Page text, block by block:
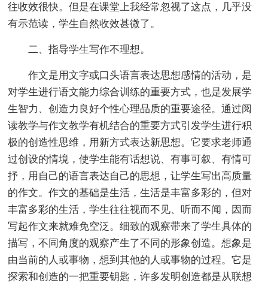
往收效很快。但是在课堂上我经常忽视了这点，几乎没
有示范读，学生自然收效甚微了。
二、指导学生写作不理想。
作文是用文字或口头语言表达思想感情的活动，是
对学生进行语文能力综合训练的重要方式，也是发展学
生智力、创造力良好个性心理品质的重要途径。通过阅
读教学与作文教学有机结合的重要方式引发学生进行积
极的创造性思维，用新方式表达新思想。它要求老师通
过创设的情境，使学生能有话想说、有事可叙、有情可
抒，用自己的语言表达自己的思想，让学生写出高质量
的作文。作文的基础是生活，生活是丰富多彩的，但对
丰富多彩的生活，学生往往视而不见、听而不闻，因而
写起作文来就难免空泛。细致的观察带来了学生具体的
描写，不同角度的观察产生了不同的形象创造。想象是
由当前的人或事物，想到其他的人或事物的过程。它是
探索和创造的一把重要钥匙，许多发明创造都是从联想